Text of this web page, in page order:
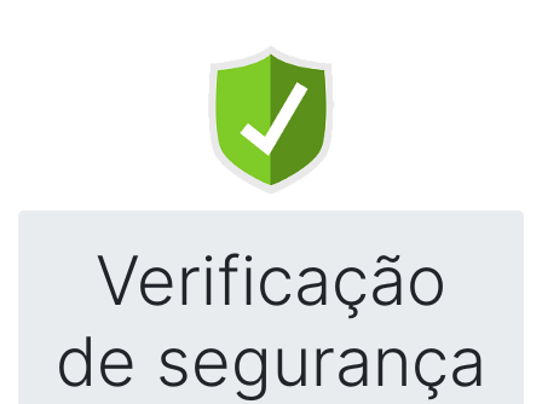
Verificação
de segurança